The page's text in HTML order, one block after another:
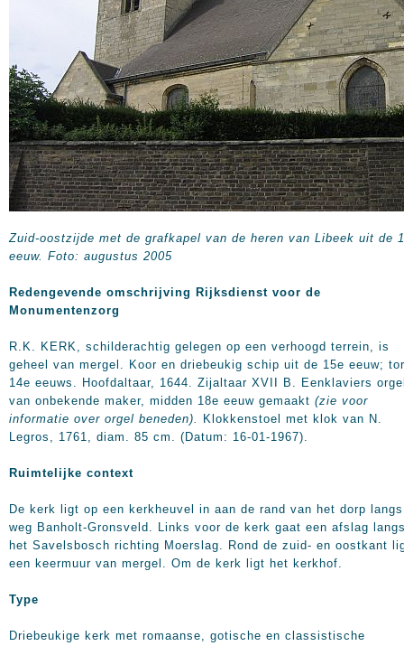
Zuid-oostzijde met de grafkapel van de heren van Libeek uit de
eeuw. Foto: augustus 2005
Redengevende omschrijving Rijksdienst voor de
Monumentenzorg
R.K. KERK, schilderachtig gelegen op een verhoogd terrein, is
geheel van mergel. Koor en driebeukig schip uit de 15e eeuw;
14e eeuws. Hoofdaltaar, 1644. Zijaltaar XVII B. Eenklaviers
van onbekende maker, midden 18e eeuw gemaakt (zie voor
informatie over orgel beneden).
Klokkenstoel met klok van N.
Legros, 1761, diam. 85 cm . (Datum: 16-01-1967).
Ruimtelijke context
De kerk ligt op een kerkheuvel in aan de rand van het dorp
weg Banholt-Gronsveld. Links voor de kerk gaat een afslag
het Savelsbosch richting Moerslag. Rond de zuid- en oostkant
een keermuur van mergel. Om de kerk ligt het kerkhof.
Type
Driebeukige kerk met romaanse, gotische en classistische